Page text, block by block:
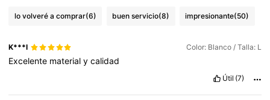
lo volveré a comprar(6) buen servicio(8) impresionante(50)
K***l Color: Blanco / Talla: L
Excelente materialycalidad
Útil (7)